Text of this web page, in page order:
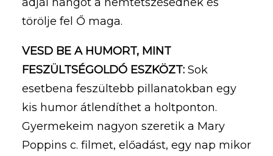
törölje fel Ő maga.
VESD BE A HUMORT, MINT
FESZÜLTSÉGOLDÓ ESZKÖZT: Sok
esetbena feszültebb pillanatokban egy
kis humor átlendíthet a holtponton.
Gyermekeim nagyon szeretik a Mary
Poppins c. filmet, előadást, egy nap mikor